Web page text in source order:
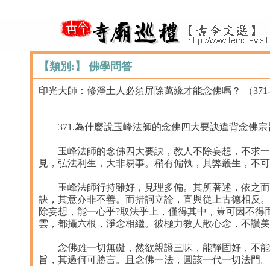
【類別:】 佛學問答
印光大師：修淨土人必須屏除萬緣才能念佛嗎？ （
371.為什麼說玉峰法師的念佛四大要訣違背念佛宗
玉峰法師的念佛四大要訣，教人不除妄想，不求一
見，弘法利生，大非易事。稍有偏執，其弊叢生，不
玉峰法師行持雖好，見理多偏。其所著述，依之而
訣，其意亦非不善。而措詞立論，直與從上古德相反
除妄想，能一心乎?取法乎上，僅得其中，豈可因不
雲，都攝六根，淨念相繼。彼極力教人散心念，不讚
念佛雖一切無礙，然欲親證三昧，能靜固好，不能
旨，其過何可勝言。且念佛一法，圓該一代一切法門